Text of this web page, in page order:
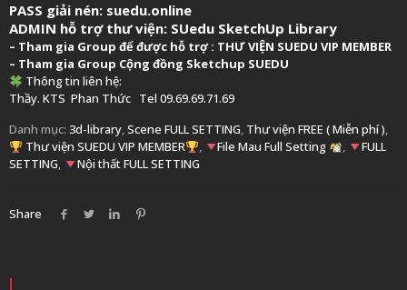
PASS giải nén: suedu.online
ADMIN hỗ trợ thư viện: SUedu SketchUp Library
– Tham gia Group để được hỗ trợ : THƯ VIỆN SUEDU VIP MEMBER
– Tham gia Group Cộng đồng Sketchup SUEDU
Thông tin liên hệ:
Thầy. KTS Phan Thức Tel 09.69.69.71.69
Danh mục: 3d-library,Scene FULL SETTING, Thư viện FREE ( Miễn phí ),
Thư viện SUEDU VIP MEMBER
, File Mau Full Setting ,
FULL
SETTING, Nội thất FULL SETTING
Share